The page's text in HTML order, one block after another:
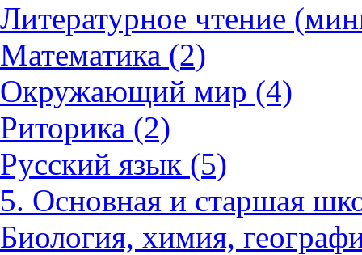
Литературное чтение
Математика (2)
Окружающий мир (4)
Риторика (2)
Русский язык (5)
5. Основная и старшая
Биология, химия,